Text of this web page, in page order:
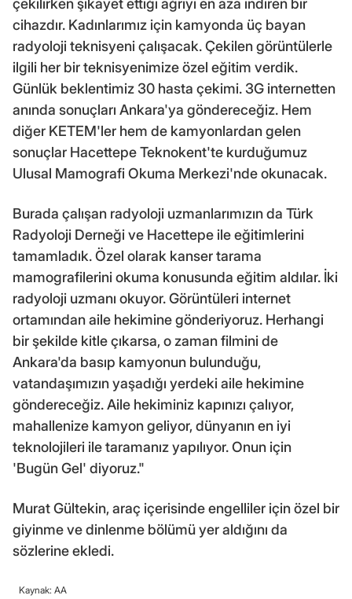
çekilirken şikayet ettiği ağrıyı en aza indiren bir
cihazdır. Kadınlarımız için kamyonda üç bayan
radyoloji teknisyeni çalışacak. Çekilen görüntülerle
ilgili her bir teknisyenimize özel eğitim verdik.
Günlük beklentimiz 30 hasta çekimi. 3G internetten
anında sonuçları Ankara'ya göndereceğiz. Hem
diğer KETEM'ler hem de kamyonlardan gelen
sonuçlar Hacettepe Teknokent'te kurduğumuz
Ulusal Mamografi Okuma Merkezi'nde okunacak.
Burada çalışan radyoloji uzmanlarımızın da Türk
Radyoloji Derneği ve Hacettepe ile eğitimlerini
tamamladık. Özel olarak kanser tarama
mamografilerini okuma konusunda eğitim aldılar. İki
radyoloji uzmanı okuyor. Görüntüleri internet
ortamından aile hekimine gönderiyoruz. Herhangi
bir şekilde kitle çıkarsa, o zaman filmini de
Ankara'da basıp kamyonun bulunduğu,
vatandaşımızın yaşadığı yerdeki aile hekimine
göndereceğiz. Aile hekiminiz kapınızı çalıyor,
mahallenize kamyon geliyor, dünyanın en iyi
teknolojileri ile taramanız yapılıyor. Onun için
'Bugün Gel' diyoruz."
Murat Gültekin, araç içerisinde engelliler için özel bir
giyinme ve dinlenme bölümü yer aldığını da
sözlerine ekledi.
Kaynak: AA